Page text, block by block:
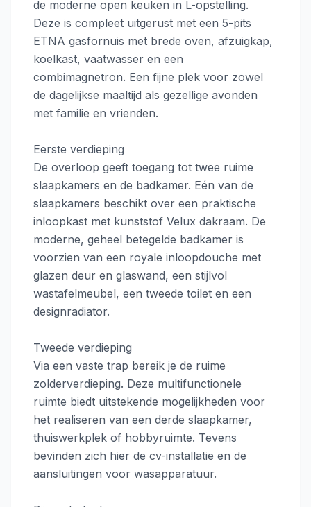
de moderne open keuken in L-opstelling.
Deze is compleet uitgerust met een 5-pits
ETNA gasfornuis met brede oven, afzuigkap,
koelkast, vaatwasser en een
combimagnetron. Een fijne plek voor zowel
de dagelijkse maaltijd als gezellige avonden
met familie en vrienden.
Eerste verdieping
De overloop geeft toegang tot twee ruime
slaapkamers en de badkamer. Eén van de
slaapkamers beschikt over een praktische
inloopkast met kunststof Velux dakraam. De
moderne, geheel betegelde badkamer is
voorzien van een royale inloopdouche met
glazen deur en glaswand, een stijlvol
wastafelmeubel, een tweede toilet en een
designradiator.
Tweede verdieping
Via een vaste trap bereik je de ruime
zolderverdieping. Deze multifunctionele
ruimte biedt uitstekende mogelijkheden voor
het realiseren van een derde slaapkamer,
thuiswerkplek of hobbyruimte. Tevens
bevinden zich hier de cv-installatie en de
aansluitingen voor wasapparatuur.